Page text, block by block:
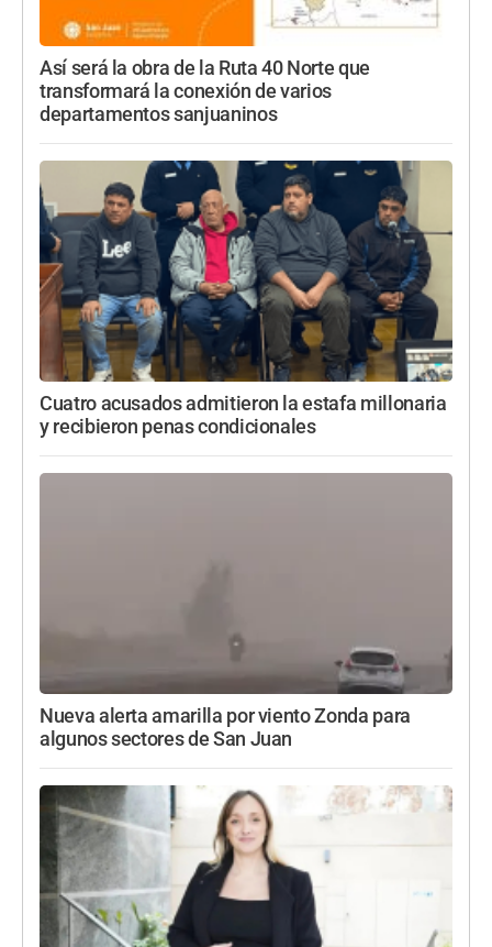
Así será la obra de la Ruta 40 Norte que
transformará la conexión de varios
departamentos sanjuaninos
Cuatro acusados admitieron la estafa millonaria
y recibieron penas condicionales
Nueva alerta amarilla por viento Zonda para
algunos sectores de San Juan